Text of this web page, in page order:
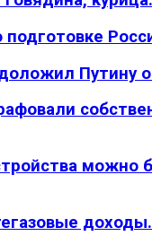
подготовке
Путину
можно